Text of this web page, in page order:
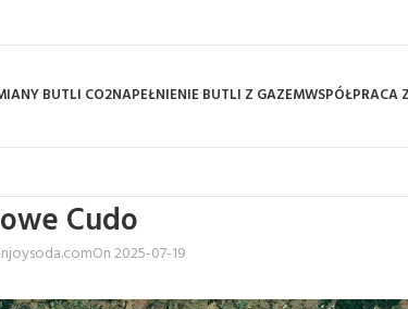
BUTLI CO2NAPEŁNIENIE BUTLI Z GAZEMWSPÓŁPRACA
Cudo
On 2025-07-19